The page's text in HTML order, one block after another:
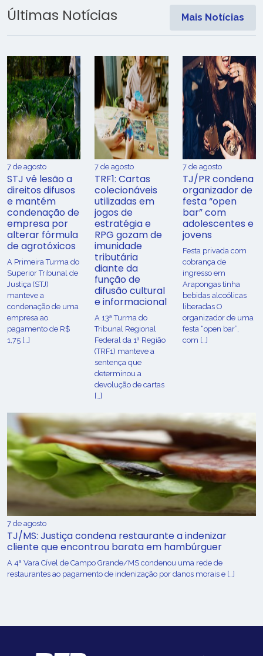
Últimas Notícias Mais Notícias
7 de agosto
STJ vê lesão a
direitos difusos
e mantém
condenação de
empresa por
alterar fórmula
de agrotóxicos
​A Primeira Turma do
Superior Tribunal de
Justiça (STJ)
manteve a
condenação de uma
empresa ao
pagamento de R$
1,75 […]
7 de agosto
TRF1: Cartas
colecionáveis
utilizadas em
jogos de
estratégia e
RPG gozam de
imunidade
tributária
diante da
função de
difusão cultural
e informacional
A 13ª Turma do
Tribunal Regional
Federal da 1ª Região
(TRF1) manteve a
sentença que
determinou a
devolução de cartas
[…]
7 de agosto
TJ/PR condena
organizador de
festa “open
bar” com
adolescentes e
jovens
Festa privada com
cobrança de
ingresso em
Arapongas tinha
bebidas alcoólicas
liberadas O
organizador de uma
festa “open bar”,
com […]
7 de agosto
TJ/MS: Justiça condena restaurante a indenizar
cliente que encontrou barata em hambúrguer
A 4ª Vara Cível de Campo Grande/MS condenou uma rede de
restaurantes ao pagamento de indenização por danos morais e […]